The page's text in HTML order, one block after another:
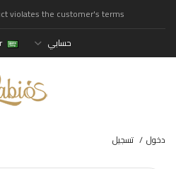
violates the customer's terms
حسابي
Ar
دخول تسجيل